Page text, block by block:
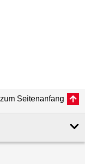
zum Seitenanfang